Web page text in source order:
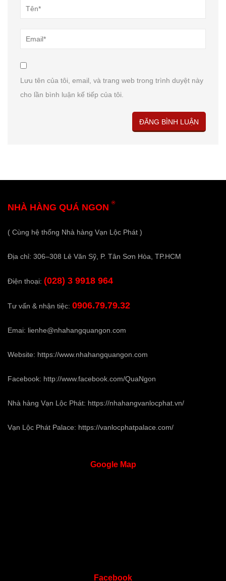
Lưu tên của tôi, email, và trang web trong trình duyệt này
cho lần bình luận kế tiếp của tôi.
NHÀ HÀNG QUÁ NGON ®
( Cùng hệ thống Nhà hàng Vạn Lộc Phát )
Địa chỉ: 306–308 Lê Văn Sỹ, P. Tân Sơn Hòa, TP.HCM
Điện thoại: (028) 3 9918 964
Tư vấn & nhận tiệc: 0906.79.79.32
Emai: lienhe@nhahangquangon.com
Website: https://www.nhahangquangon.com
Facebook: http://www.facebook.com/QuaNgon
Nhà hàng Vạn Lộc Phát: https://nhahangvanlocphat.vn/
Vạn Lộc Phát Palace: https://vanlocphatpalace.com/
GoogleMap
Facebook